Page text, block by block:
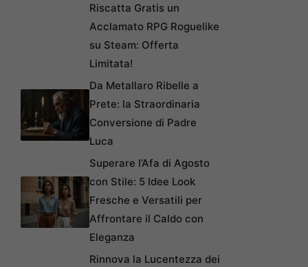
Riscatta Gratis un
Acclamato RPG Roguelike
su Steam: Offerta
Limitata!
Da Metallaro Ribelle a
Prete: la Straordinaria
Conversione di Padre
Luca
Superare l’Afa di Agosto
con Stile: 5 Idee Look
Fresche e Versatili per
Affrontare il Caldo con
Eleganza
Rinnova la Lucentezza dei